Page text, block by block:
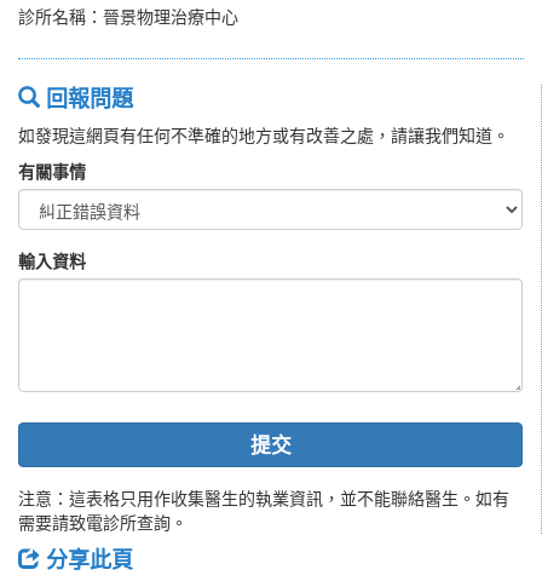
診所名稱：晉景物理治療中心
回報問題
如發現這網頁有任何不準確的地方或有改善之處，請讓我們知道。
有關事情
輸入資料
提交
注意：這表格只用作收集醫生的執業資訊，並不能聯絡醫生。如有
需要請致電診所查詢。
分享此頁